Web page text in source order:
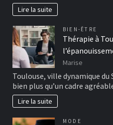
Lire la suite
BIEN-ÊTRE
Thérapie à
Marise
Toulouse, ville dynamique du
bien plus qu’un cadre
Lire la suite
MODE